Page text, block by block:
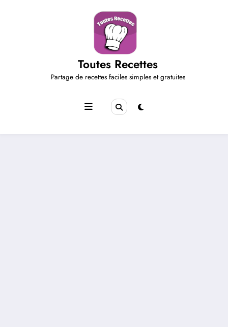
Toutes Recettes
Partage de recettes faciles simples et gratuites